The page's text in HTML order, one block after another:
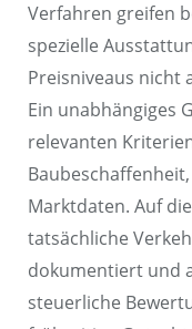
Verfahren greifen
spezielle
Preisniveaus nicht
Ein unabhängiges
relevanten
Marktdaten. Auf
tatsächliche
dokumentiert und
steuerliche